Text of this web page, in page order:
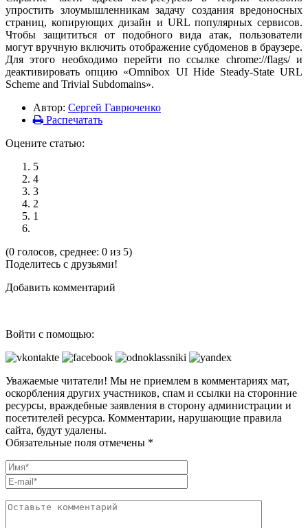
упростить злоумышленникам задачу создания вредоносных
страниц, копирующих дизайн и URL популярных сервисов.
Чтобы защититься от подобного вида атак, пользователи
могут вручную включить отображение субдоменов в браузере.
Для этого необходимо перейти по ссылке chrome://flags/ и
деактивировать опцию «Omnibox UI Hide Steady-State URL
Scheme and Trivial Subdomains».
Автор: Сергей Гаврюченко
Распечатать
Оцените статью:
5
4
3
2
1
(0 голосов, среднее: 0 из 5)
Поделитесь с друзьями!
Добавить комментарий
Войти с помощью:
Уважаемые читатели! Мы не приемлем в комментариях мат,
оскорбления других участников, спам и ссылки на сторонние
ресурсы, враждебные заявления в сторону администрации и
посетителей ресурса. Комментарии, нарушающие правила
сайта, будут удалены.
Обязательные поля отмечены *